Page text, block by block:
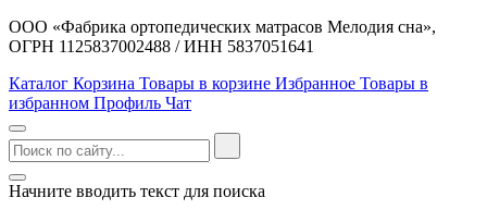
ООО «Фабрика ортопедических матрасов Мелодия сна»,
ОГРН 1125837002488 / ИНН 5837051641
Каталог Корзина Товары в корзине Избранное Товары в
избранном Профиль Чат
Начните вводить текст для поиска